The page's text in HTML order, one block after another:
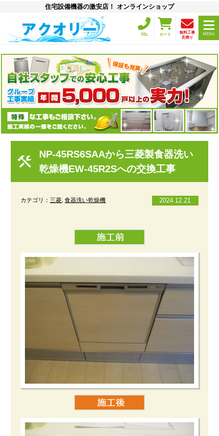
住宅設備機器の激安店！ オンラインショップ
TEL カート
無料工事
見積り
MENU
NP-45RS6SAAから三菱製食器洗い
乾燥機EW-45R2Sへの交換工事
カテゴリ：三菱,食器洗い乾燥機 2024.12.21